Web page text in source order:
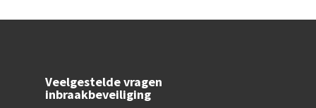
Veelgestelde vragen
inbraakbeveiliging